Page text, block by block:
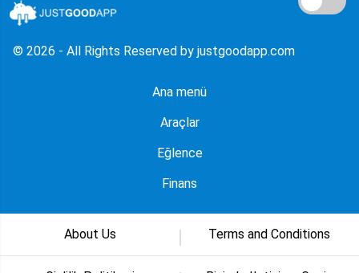
© 2026 - All Rights Reserved by justgoodapp.com
Ana menü
Araçlar
Eğlence
Finans
About Us Terms and Conditions